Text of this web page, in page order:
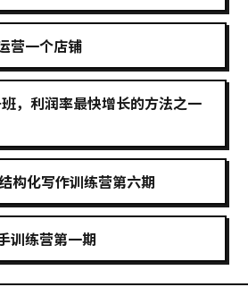
营一个店铺
，利润率最快增长的方法之一
构化写作训练营第六期
训练营第一期